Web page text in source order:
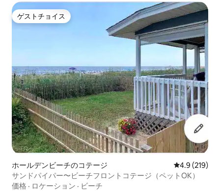
ゲストチョイス
ゲストチョイス
ホールデンビーチのコテージ レビュー219
4.9 (219)
サンドパイパー〜ビーチフロントコテージ（ペットOK）
価格 · ロケーション · ビーチ